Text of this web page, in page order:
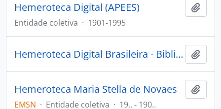
Hemeroteca Digital (APEES)
Entidade coletiva · 1901-1995
Hemeroteca Digital Brasileira - Biblioteca Nacional
Hemeroteca Maria Stella de Novaes
EMSN · Entidade coletiva · 19.. - 190..